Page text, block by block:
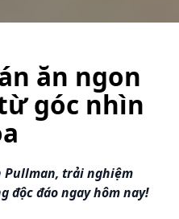
ăn ngon
góc nhìn
Pullman, trải nghiệm
độc đáo ngay hôm nay!